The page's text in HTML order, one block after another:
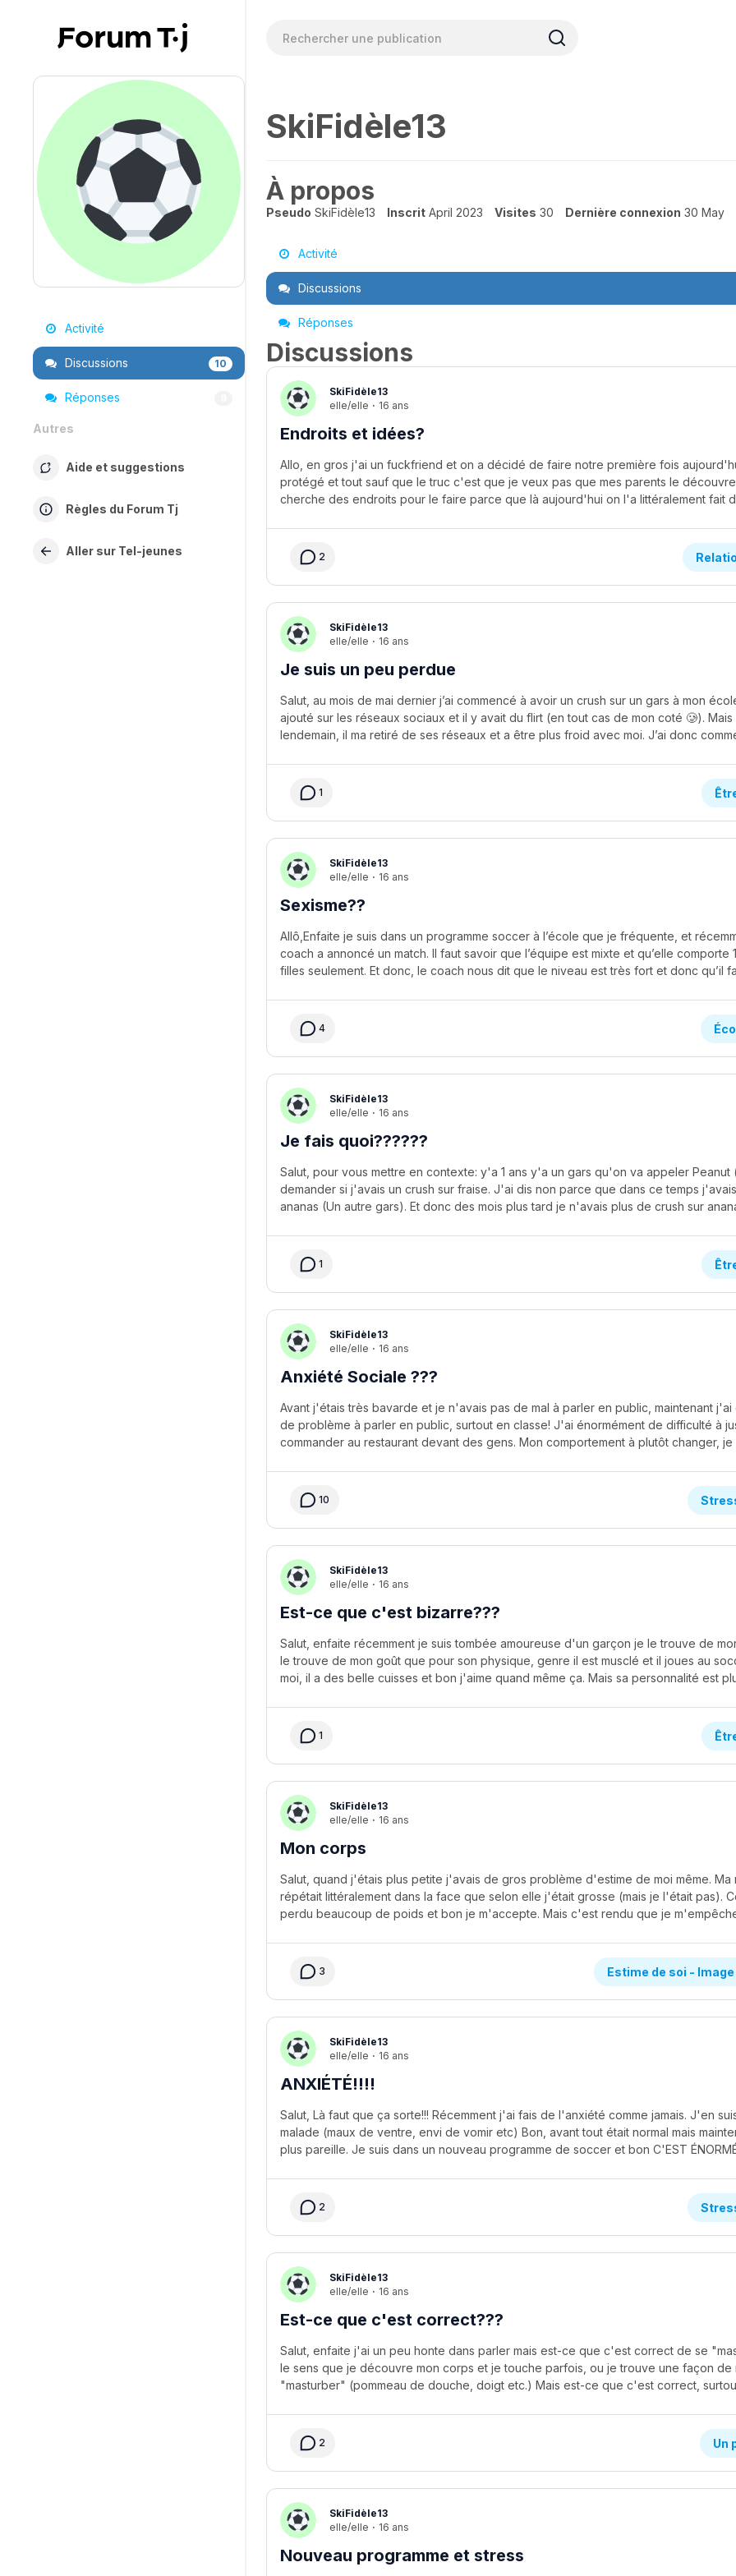
Activité
Discussions 10
Réponses
Autres
Aide et suggestions
Règles du Forum Tj
Aller sur Tel-jeunes
SkiFidèle13
À propos
Pseudo SkiFidèle13 Inscrit April 2023 Visites 30 Dernière connexion 30 May
Activité
Discussions
Réponses
Discussions
SkiFidèle13
elle/elle · 16 ans
Endroits et idées?
Allo, en gros j'ai un fuckfriend et on a décidé de faire notre première fois
protégé et tout sauf que le truc c'est que je veux pas que mes parents le
2
SkiFidèle13
elle/elle · 16 ans
Je suis un peu perdue
Salut, au mois de mai dernier j’ai commencé à avoir un crush sur un gars à mon
ajouté sur les réseaux sociaux et il y avait du flirt (en tout cas de mon coté 🥲). Mais
1
SkiFidèle13
elle/elle · 16 ans
Sexisme??
Allô,Enfaite je suis dans un programme soccer à l’école que je fréquente, et
coach a annoncé un match. Il faut savoir que l’équipe est mixte et qu’elle comporte
4
SkiFidèle13
elle/elle · 16 ans
Je fais quoi??????
Salut, pour vous mettre en contexte: y'a 1 ans y'a un gars qu'on va appeler Peanut
demander si j'avais un crush sur fraise. J'ai dis non parce que dans ce temps
1
SkiFidèle13
elle/elle · 16 ans
Anxiété Sociale ???
Avant j'étais très bavarde et je n'avais pas de mal à parler en public, maintenant j'ai
de problème à parler en public, surtout en classe! J'ai énormément de difficulté à
10
SkiFidèle13
elle/elle · 16 ans
Est-ce que c'est bizarre???
Salut, enfaite récemment je suis tombée amoureuse d'un garçon je le trouve de
le trouve de mon goût que pour son physique, genre il est musclé et il joues au
1
SkiFidèle13
elle/elle · 16 ans
Mon corps
Salut, quand j'étais plus petite j'avais de gros problème d'estime de moi même. Ma
répétait littéralement dans la face que selon elle j'était grosse (mais je l'était pas).
3 Estime de soi -
SkiFidèle13
elle/elle · 16 ans
ANXIÉTÉ!!!!
Salut, Là faut que ça sorte!!! Récemment j'ai fais de l'anxiété comme jamais. J'en
malade (maux de ventre, envi de vomir etc) Bon, avant tout était normal mais
2
SkiFidèle13
elle/elle · 16 ans
Est-ce que c'est correct???
Salut, enfaite j'ai un peu honte dans parler mais est-ce que c'est correct de se
le sens que je découvre mon corps et je touche parfois, ou je trouve une façon de
2 Un
SkiFidèle13
elle/elle · 16 ans
Nouveau programme et stress